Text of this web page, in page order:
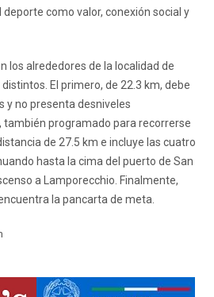
deporte como valor, conexión social y
los alrededores de la localidad de
distintos. El primero, de 22.3 km, debe
y no presenta desniveles
también programado para recorrerse
de 27.5 km e incluye las cuatro
hasta la cima del puerto de San
a Lamporecchio. Finalmente,
la pancarta de meta.